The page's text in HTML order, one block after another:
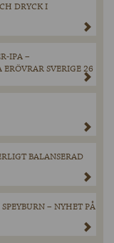
DRYCK I
IPA –
SVERIGE 26
BALANSERAD
– NYHET PÅ